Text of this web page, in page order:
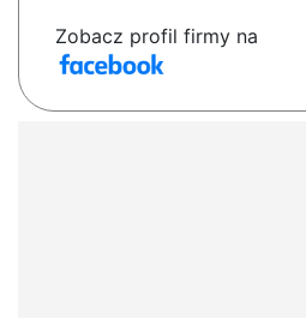
Zobacz profil firmy na